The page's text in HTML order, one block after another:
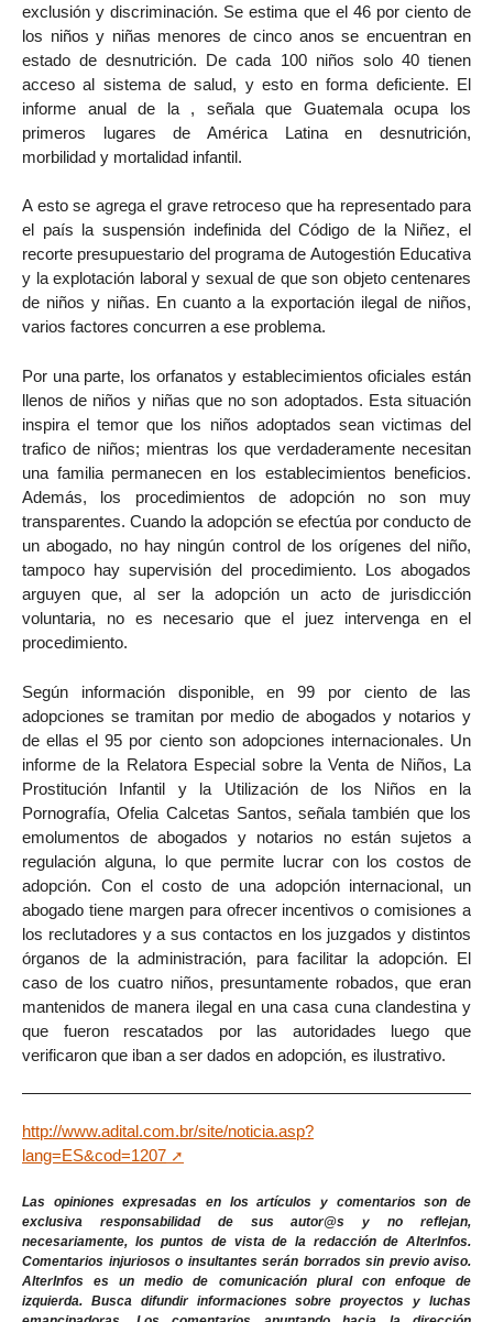
exclusión y discriminación. Se estima que el 46 por ciento de
los niños y niñas menores de cinco anos se encuentran en
estado de desnutrición. De cada 100 niños solo 40 tienen
acceso al sistema de salud, y esto en forma deficiente. El
informe anual de la , señala que Guatemala ocupa los
primeros lugares de América Latina en desnutrición,
morbilidad y mortalidad infantil.
A esto se agrega el grave retroceso que ha representado para
el país la suspensión indefinida del Código de la Niñez, el
recorte presupuestario del programa de Autogestión Educativa
y la explotación laboral y sexual de que son objeto centenares
de niños y niñas. En cuanto a la exportación ilegal de niños,
varios factores concurren a ese problema.
Por una parte, los orfanatos y establecimientos oficiales están
llenos de niños y niñas que no son adoptados. Esta situación
inspira el temor que los niños adoptados sean victimas del
trafico de niños; mientras los que verdaderamente necesitan
una familia permanecen en los establecimientos beneficios.
Además, los procedimientos de adopción no son muy
transparentes. Cuando la adopción se efectúa por conducto de
un abogado, no hay ningún control de los orígenes del niño,
tampoco hay supervisión del procedimiento. Los abogados
arguyen que, al ser la adopción un acto de jurisdicción
voluntaria, no es necesario que el juez intervenga en el
procedimiento.
Según información disponible, en 99 por ciento de las
adopciones se tramitan por medio de abogados y notarios y
de ellas el 95 por ciento son adopciones internacionales. Un
informe de la Relatora Especial sobre la Venta de Niños, La
Prostitución Infantil y la Utilización de los Niños en la
Pornografía, Ofelia Calcetas Santos, señala también que los
emolumentos de abogados y notarios no están sujetos a
regulación alguna, lo que permite lucrar con los costos de
adopción. Con el costo de una adopción internacional, un
abogado tiene margen para ofrecer incentivos o comisiones a
los reclutadores y a sus contactos en los juzgados y distintos
órganos de la administración, para facilitar la adopción. El
caso de los cuatro niños, presuntamente robados, que eran
mantenidos de manera ilegal en una casa cuna clandestina y
que fueron rescatados por las autoridades luego que
verificaron que iban a ser dados en adopción, es ilustrativo.
http://www.adital.com.br/site/noticia.asp?
lang=ES&cod=1207
Las opiniones expresadas en los artículos y comentarios son de
exclusiva responsabilidad de sus autor@s y no reflejan,
necesariamente, los puntos de vista de la redacción de AlterInfos.
Comentarios injuriosos o insultantes serán borrados sin previo aviso.
AlterInfos es un medio de comunicación plural con enfoque de
izquierda. Busca difundir informaciones sobre proyectos y luchas